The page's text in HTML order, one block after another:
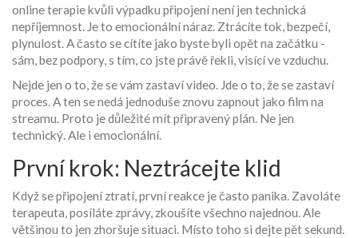
online terapie kvůli výpadku připojení není jen technická
nepříjemnost. Je to emocionální náraz. Ztrácíte tok, bezpečí,
plynulost. A často se cítíte jako byste byli opět na začátku -
sám, bez podpory, s tím, co jste právě řekli, visící ve vzduchu.
Nejde jen o to, že se vám zastaví video. Jde o to, že se zastaví
proces. A ten se nedá jednoduše znovu zapnout jako film na
streamu. Proto je důležité mít připravený plán. Ne jen
technický. Ale i emocionální.
První krok: Neztrácejte klid
Když se připojení ztratí, první reakce je často panika. Zavoláte
terapeuta, posíláte zprávy, zkoušíte všechno najednou. Ale
většinou to jen zhoršuje situaci. Místo toho si dejte pět sekund.